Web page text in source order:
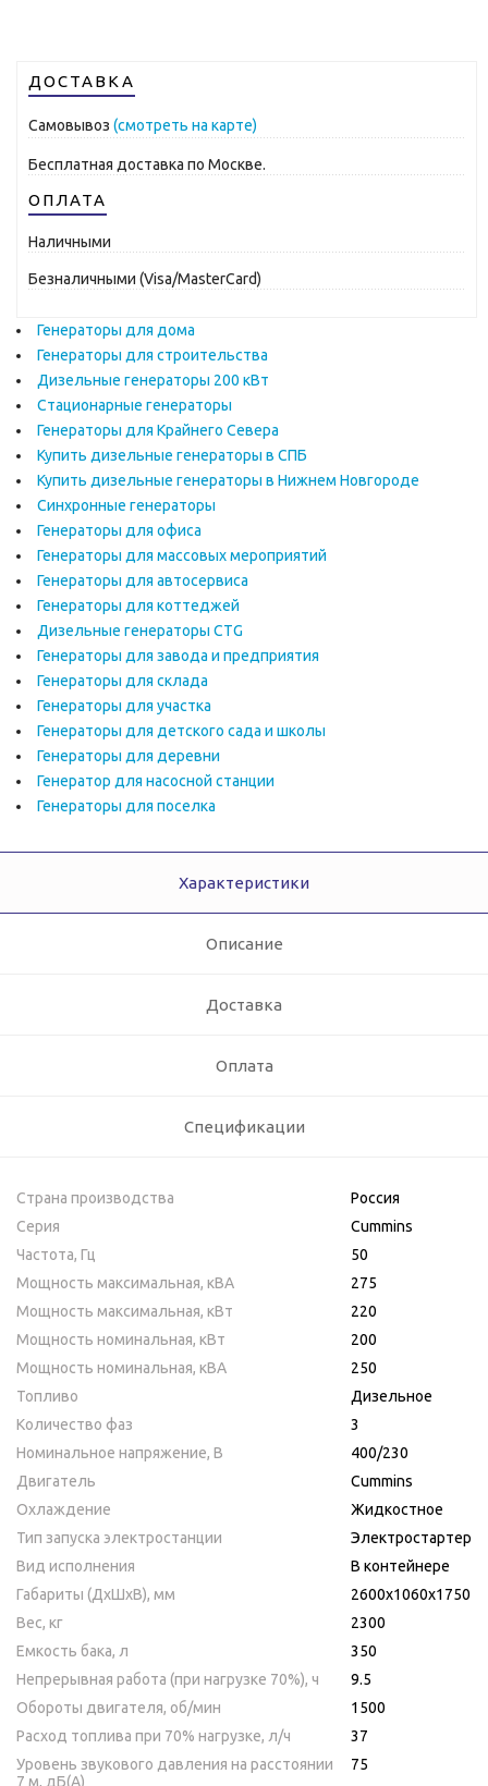
ДОСТАВКА
Самовывоз (смотреть на карте)
Бесплатная доставка по Москве.
ОПЛАТА
Наличными
Безналичными (Visa/MasterCard)
Генераторы для дома
Генераторы для строительства
Дизельные генераторы 200 кВт
Стационарные генераторы
Генераторы для Крайнего Севера
Купить дизельные генераторы в СПБ
Купить дизельные генераторы в Нижнем Новгороде
Синхронные генераторы
Генераторы для офиса
Генераторы для массовых мероприятий
Генераторы для автосервиса
Генераторы для коттеджей
Дизельные генераторы CTG
Генераторы для завода и предприятия
Генераторы для склада
Генераторы для участка
Генераторы для детского сада и школы
Генераторы для деревни
Генератор для насосной станции
Генераторы для поселка
Характеристики
Описание
Доставка
Оплата
Спецификации
Страна производства
Россия
Серия
Cummins
Частота, Гц
50
Мощность максимальная, кВA
275
Мощность максимальная, кВт
220
Мощность номинальная, кВт
200
Мощность номинальная, кВА
250
Топливо
Дизельное
Количество фаз
3
Номинальное напряжение, В
400/230
Двигатель
Cummins
Охлаждение
Жидкостное
Тип запуска электростанции
Электростартер
Вид исполнения
В контейнере
Габариты (ДхШхВ), мм
2600х1060х1750
Вес, кг
2300
Емкость бака, л
350
Непрерывная работа (при нагрузке 70%), ч
9.5
Обороты двигателя, об/мин
1500
Расход топлива при 70% нагрузке, л/ч
37
Уровень звукового давления на расстоянии
7 м, дБ(A)
75